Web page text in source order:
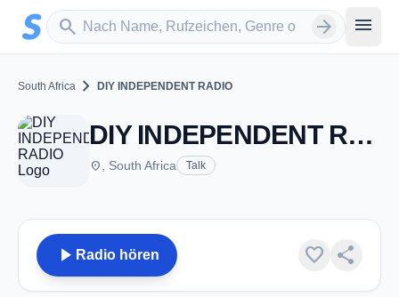
Zum Hauptinhalt springen
search
Sender suchen arrow_forward menu
South Africa chevron_right DIY INDEPENDENT RADIO
DIY INDEPENDENT RADIO
place , South Africa Talk
play_arrow Radio hören favorite share